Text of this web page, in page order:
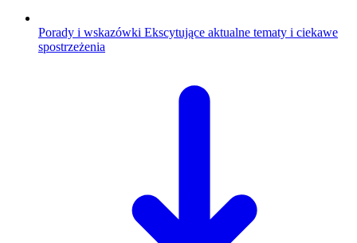
Porady i wskazówki Ekscytujące aktualne tematy i ciekawe
spostrzeżenia